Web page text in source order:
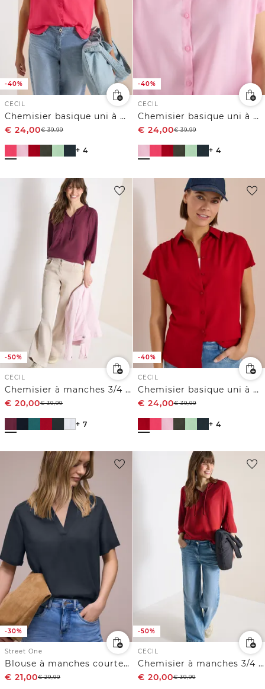
-40%
CECIL
Chemisier basique uni à manches courtes
€ 24,00€39,99
+ 4
-40%
CECIL
Chemisier basique uni à manches courtes
€ 24,00€39,99
+ 4
-50%
CECIL
Chemisier à manches 3/4 avec col fendu
€ 20,00€39,99
+ 7
-40%
CECIL
Chemisier basique uni à manches courtes
€ 24,00€39,99
+ 4
-30%
Street One
Blouse à manches courtes avec turn-up
€ 21,00€29,99
-50%
CECIL
Chemisier à manches 3/4 avec col fendu
€ 20,00€39,99